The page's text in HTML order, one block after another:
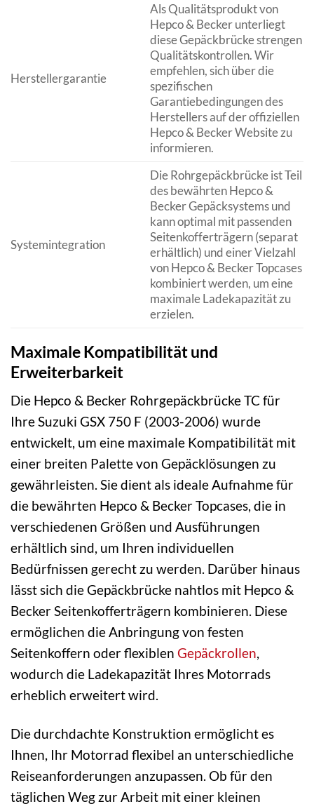
Herstellergarantie
Als Qualitätsprodukt von
Hepco & Becker unterliegt
diese Gepäckbrücke strengen
Qualitätskontrollen. Wir
empfehlen, sich über die
spezifischen
Garantiebedingungen des
Herstellers auf der offiziellen
Hepco & Becker Website zu
informieren.
Systemintegration
Die Rohrgepäckbrücke ist Teil
des bewährten Hepco &
Becker Gepäcksystems und
kann optimal mit passenden
Seitenkofferträgern (separat
erhältlich) und einer Vielzahl
von Hepco & Becker Topcases
kombiniert werden, um eine
maximale Ladekapazität zu
erzielen.
Maximale Kompatibilität und
Erweiterbarkeit
Die Hepco & Becker Rohrgepäckbrücke TC für
Ihre Suzuki GSX 750 F (2003-2006) wurde
entwickelt, um eine maximale Kompatibilität mit
einer breiten Palette von Gepäcklösungen zu
gewährleisten. Sie dient als ideale Aufnahme für
die bewährten Hepco & Becker Topcases, die in
verschiedenen Größen und Ausführungen
erhältlich sind, um Ihren individuellen
Bedürfnissen gerecht zu werden. Darüber hinaus
lässt sich die Gepäckbrücke nahtlos mit Hepco &
Becker Seitenkofferträgern kombinieren. Diese
ermöglichen die Anbringung von festen
Seitenkoffern oder flexiblen Gepäckrollen,
wodurch die Ladekapazität Ihres Motorrads
erheblich erweitert wird.
Die durchdachte Konstruktion ermöglicht es
Ihnen, Ihr Motorrad flexibel an unterschiedliche
Reiseanforderungen anzupassen. Ob für den
täglichen Weg zur Arbeit mit einer kleinen